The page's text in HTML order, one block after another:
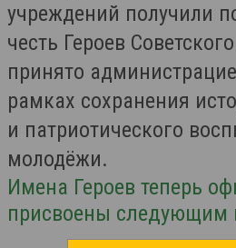
учреждений получили
честь Героев
принято
рамках сохранения
и патриотического
молодёжи.
Имена Героев теперь
присвоены